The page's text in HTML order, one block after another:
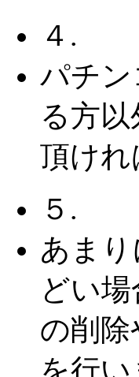
４.
パチ
る方
頂けれ
５.
あま
どい
の削
を行い